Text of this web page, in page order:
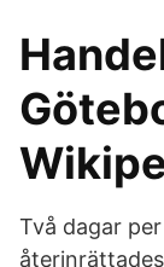
Två dagar